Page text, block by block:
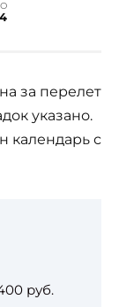
за перелет
указано.
календарь с
руб.